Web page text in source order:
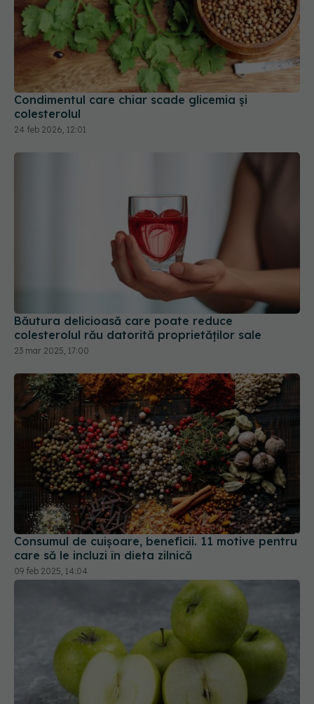
Condimentul care chiar scade glicemia și
colesterolul
24 feb 2026, 12:01
Băutura delicioasă care poate reduce
colesterolul rău datorită proprietăților sale
23 mar 2025, 17:00
Consumul de cuișoare, beneficii. 11 motive pentru
care să le incluzi în dieta zilnică
09 feb 2025, 14:04